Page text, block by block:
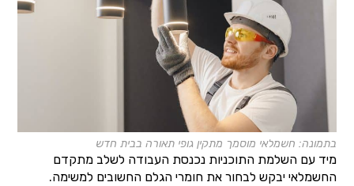
בתמונה: חשמלאי מוסמך מתקין גופי תאורה בבית חדש
מיד עם השלמת התוכניות נכנסת העבודה לשלב מתקדם
החשמלאי יבקש לבחור את חומרי הגלם החשובים למשימה.